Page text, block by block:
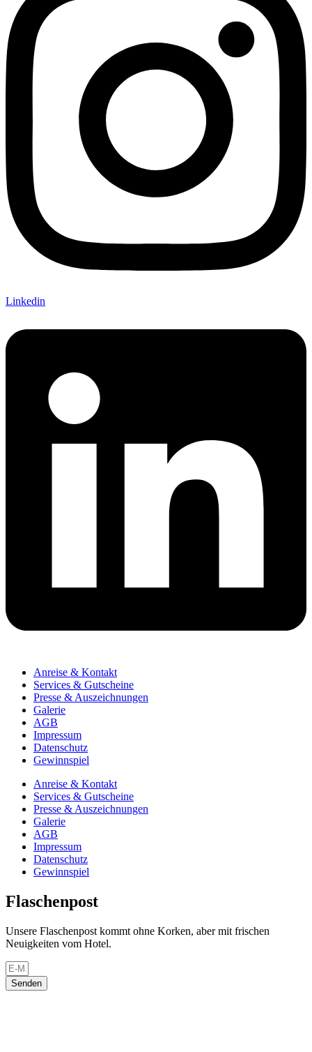
Linkedin
Anreise & Kontakt
Services & Gutscheine
Presse & Auszeichnungen
Galerie
AGB
Impressum
Datenschutz
Gewinnspiel
Anreise & Kontakt
Services & Gutscheine
Presse & Auszeichnungen
Galerie
AGB
Impressum
Datenschutz
Gewinnspiel
Flaschenpost
Unsere Flaschenpost kommt ohne Korken, aber mit frischen
Neuigkeiten vom Hotel.
Senden